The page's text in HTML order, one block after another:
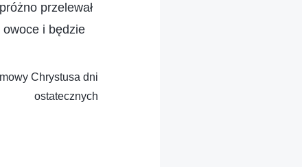
przelewał
owoce i będzie
Chrystusa dni
ostatecznych